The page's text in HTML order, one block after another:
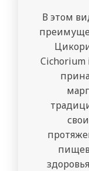
В этом
Cichorium